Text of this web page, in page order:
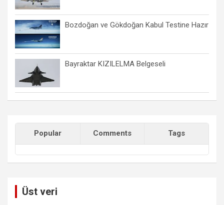
Bozdoğan ve Gökdoğan Kabul Testine Hazır
Bayraktar KIZILELMA Belgeseli
Popular Comments Tags
Üst veri